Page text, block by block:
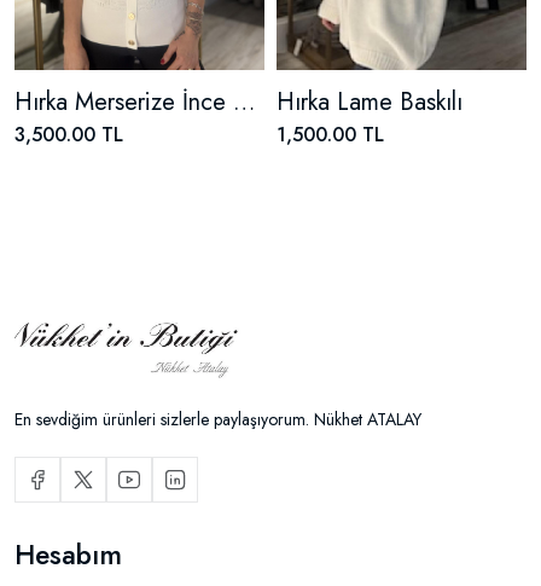
Hırka Merserize İnce Gold Düğmeli
3,500.00 TL
Hırka Lame Baskılı
1,500.00 TL
En sevdiğim ürünleri sizlerle paylaşıyorum. Nükhet ATALAY
Hesabım